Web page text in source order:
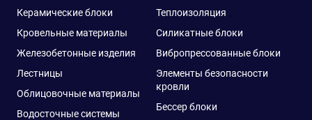
Керамические блоки
Кровельные материалы
Железобетонные изделия
Лестницы
Облицовочные материалы
Водосточные системы
Теплоизоляция
Силикатные блоки
Вибропрессованные блоки
Элементы безопасности
кровли
Бессер блоки